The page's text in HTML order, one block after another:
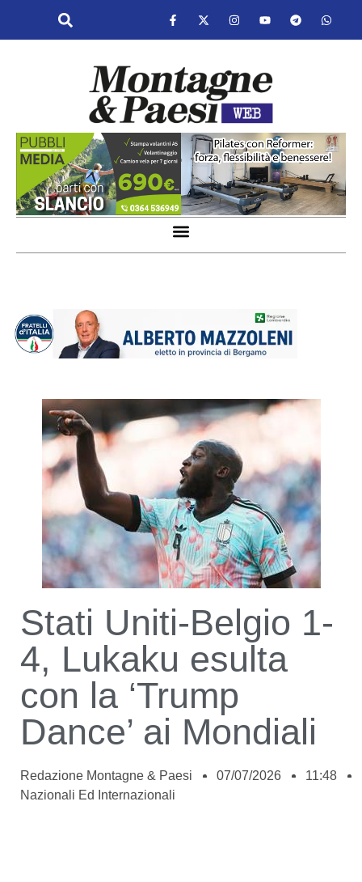
Stati Uniti-Belgio 1-
4, Lukaku esulta
con la ‘Trump
Dance’ ai Mondiali
Redazione Montagne & Paesi 07/07/2026
11:48
Nazionali Ed Internazionali